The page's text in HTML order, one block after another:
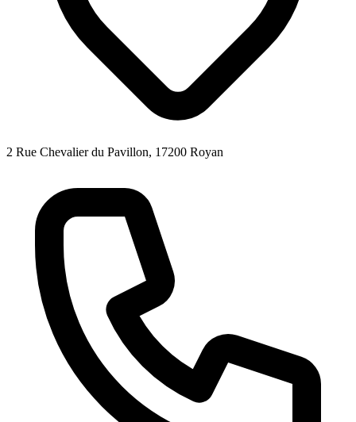
2 Rue Chevalier du Pavillon, 17200 Royan